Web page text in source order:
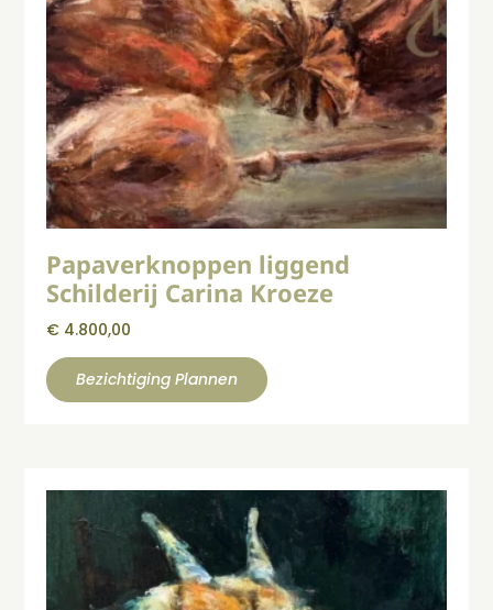
Papaverknoppen liggend
Schilderij Carina Kroeze
€ 4.800,00
Bezichtiging Plannen